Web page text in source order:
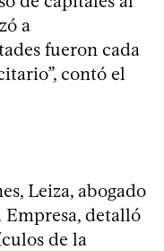
a
fueron cada
contó el
Leiza, abogado
Empresa, detalló
de la